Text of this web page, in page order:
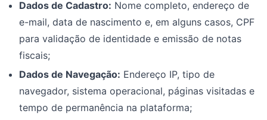
Dados de Cadastro: Nome completo, endereço de
e-mail, data de nascimento e, em alguns casos, CPF
para validação de identidade e emissão de notas
fiscais;
Dados de Navegação: Endereço IP, tipo de
navegador, sistema operacional, páginas visitadas e
tempo de permanência na plataforma;